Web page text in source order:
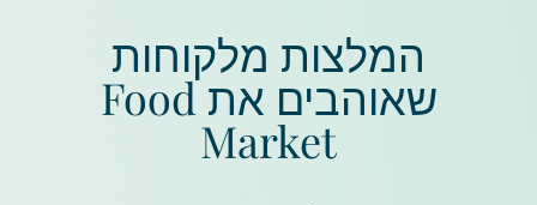
המלצות מלקוחות
שאוהבים את Food
Market